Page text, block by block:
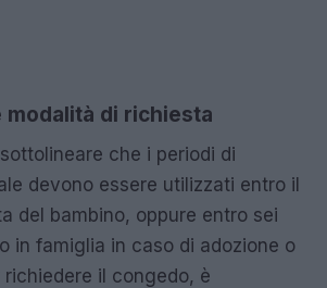
modalità di richiesta
che i periodi di
devono essere utilizzati entro il
del bambino, oppure entro sei
in famiglia in caso di adozione o
richiedere il congedo, è